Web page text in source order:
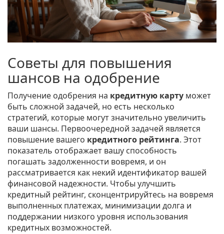
Советы для повышения
шансов на одобрение
Получение одобрения на кредитную карту может
быть сложной задачей, но есть несколько
стратегий, которые могут значительно увеличить
ваши шансы. Первоочередной задачей является
повышение вашего кредитного рейтинга. Этот
показатель отображает вашу способность
погашать задолженности вовремя, и он
рассматривается как некий идентификатор вашей
финансовой надежности. Чтобы улучшить
кредитный рейтинг, сконцентрируйтесь на вовремя
выполненных платежах, минимизации долга и
поддержании низкого уровня использования
кредитных возможностей.